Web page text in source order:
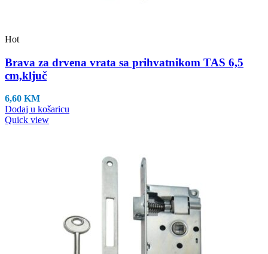
Hot
Brava za drvena vrata sa prihvatnikom TAS 6,5
cm,ključ
6,60 KM
Dodaj u košaricu
Quick view